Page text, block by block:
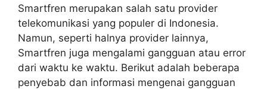
Smartfren merupakan salah satu provider
telekomunikasi yang populer di Indonesia.
Namun, seperti halnya provider lainnya,
Smartfren juga mengalami gangguan atau error
dari waktu ke waktu. Berikut adalah beberapa
penyebab dan informasi mengenai gangguan